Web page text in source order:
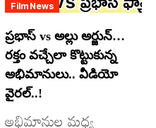
Film News
ప్రభాస్ vs అల్లు అర్జున్…
రక్తం వచ్చేలా కొట్టుకున్న
అభిమానులు.. వీడియో
వైరల్..!
అభిమానుల మధ్య